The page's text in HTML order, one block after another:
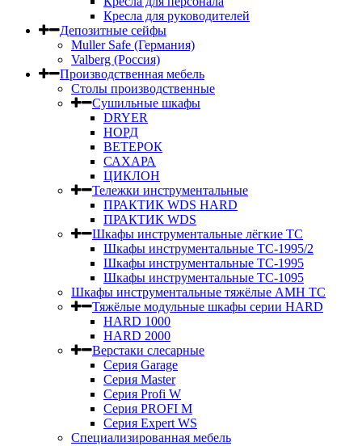
Кресла для руководителей
Депозитные сейфы
Muller Safe (Германия)
Valberg (Россия)
Производственная мебель
Столы производственные
Сушильные шкафы
DRYER
НОРД
ВЕТЕРОК
САХАРА
ЦИКЛОН
Тележки инструментальные
ПРАКТИК WDS HARD
ПРАКТИК WDS
Шкафы инструментальные лёгкие ТС
Шкафы инструментальные ТС-1995/2
Шкафы инструментальные TC-1995
Шкафы инструментальные TC-1095
Шкафы инструментальные тяжёлые AMH TC
Тяжёлые модульные шкафы серии HARD
HARD 1000
HARD 2000
Верстаки слесарные
Серия Garage
Серия Master
Серия Profi W
Серия PROFI M
Серия Expert WS
Специализированная мебель